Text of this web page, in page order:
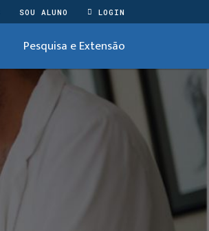
SOU ALUNO LOGIN
Pesquisa e Extensão